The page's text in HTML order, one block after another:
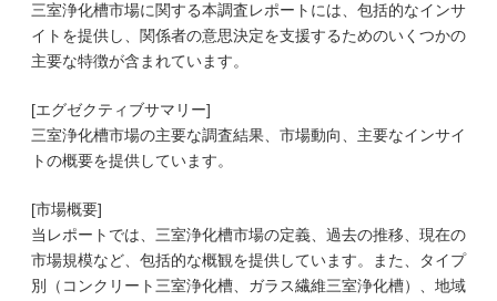
三室浄化槽市場に関する本調査レポートには、包括的なインサ
イトを提供し、関係者の意思決定を支援するためのいくつかの
主要な特徴が含まれています。
[エグゼクティブサマリー]
三室浄化槽市場の主要な調査結果、市場動向、主要なインサイ
トの概要を提供しています。
[市場概要]
当レポートでは、三室浄化槽市場の定義、過去の推移、現在の
市場規模など、包括的な概観を提供しています。また、タイプ
別（コンクリート三室浄化槽、ガラス繊維三室浄化槽）、地域